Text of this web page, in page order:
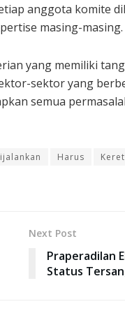
anggota komite
masing-masing.
yang memiliki
sektor yang
semua
Harus
Next Post
Praperadilan
Status